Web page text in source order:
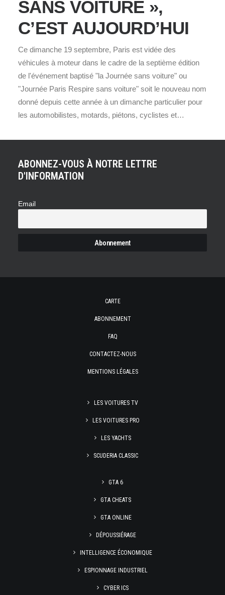
SANS VOITURE »,
C’EST AUJOURD’HUI
Ce dimanche 19 septembre, Paris est vidée des
véhicules à moteur dans le cadre de la septième édition
de l'événement baptisé "la Journée sans voiture" ou
"Journée Paris Respire sans voiture" soit le nouveau nom
donné depuis cette année à un dimanche particulier pour
les automobilistes, motards, piétons, cyclistes et…
ABONNEZ-VOUS À NOTRE LETTRE
D'INFORMATION
Email
CARTE
ABONNEMENT
FAQ
CONTACTEZ-NOUS
MENTIONS LÉGALES
LES VOITURES TV
LES VOITURES PRO
LES YACHTS
SCUDERIA CLASSIC
GTA 6
GTA CHEATS
GTA ONLINE
DÉPOUSSIÉRAGE
INTELLIGENCE ÉCONOMIQUE
ESPIONNAGE INDUSTRIEL
CYBER ICS